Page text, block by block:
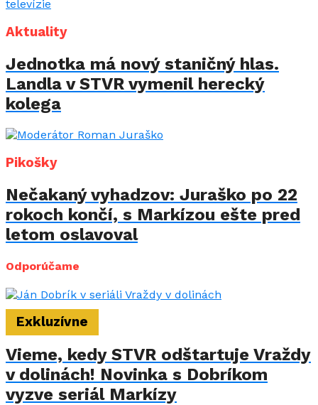
Aktuality
Jednotka má nový staničný hlas.
Landla v STVR vymenil herecký
kolega
Pikošky
Nečakaný vyhadzov: Juraško po 22
rokoch končí, s Markízou ešte pred
letom oslavoval
Odporúčame
Exkluzívne
Vieme, kedy STVR odštartuje Vraždy
v dolinách! Novinka s Dobríkom
vyzve seriál Markízy